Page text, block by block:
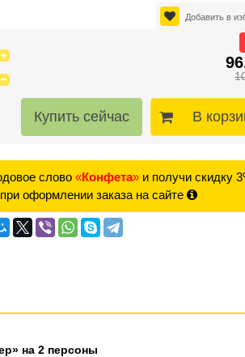
Добавить в
В
слово «Конфета» и получи скидку
оформлении заказа на сайте
на 2 персоны